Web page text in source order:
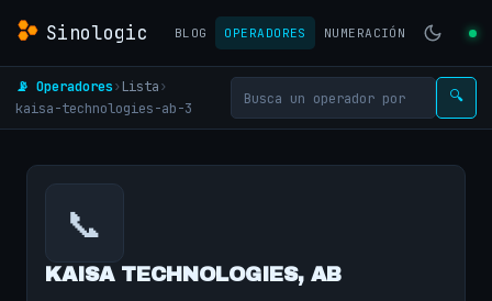
Sinologic BLOG OPERADORES NUMERACIÓN
📡 Operadores› Lista›
kaisa-technologies-ab-3
🔍
📞
KAISA TECHNOLOGIES, AB